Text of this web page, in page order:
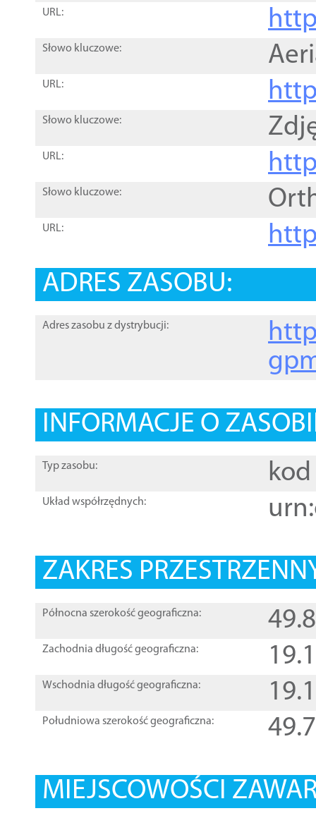
URL:
Słowo kluczowe:
URL:
Słowo kluczowe:
URL:
Słowo kluczowe:
URL:
ADRES ZASOBU:
Adres zasobu z dystrybucji:
INFORMACJE O
Typ zasobu: kod
Układ współrzędnych:
ZAKRES
Północna szerokość geograficzna:
Zachodnia długość geograficzna:
Wschodnia długość geograficzna:
Południowa szerokość geograficzna:
MIEJSCOWOŚCI